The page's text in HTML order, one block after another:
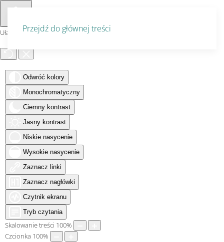
Ułatwienia dostępu
Odwróć kolory
Monochromatyczny
Ciemny kontrast
Jasny kontrast
Niskie nasycenie
Wysokie nasycenie
Zaznacz linki
Zaznacz nagłówki
Czytnik ekranu
Tryb czytania
Skalowanie treści 100%
Czcionka 100%
Przejdź do głównej treści